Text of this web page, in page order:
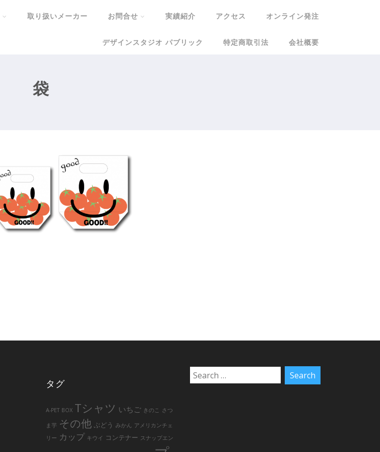
取り扱いメーカー お問合せ 実績紹介 アクセス オンライン発注
デザインスタジオ パブリック 特定商取引法 会社概要
袋
タグ
A-PET BOX Tシャツ いちご きのこ さつ
ま芋 その他 ぶどう みかん アメリカンチェ
リー カップ キウイ コンテナー スナップエン